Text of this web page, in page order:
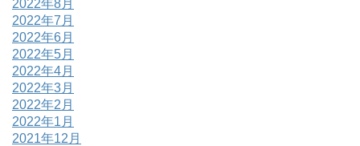
2022年8月
2022年7月
2022年6月
2022年5月
2022年4月
2022年3月
2022年2月
2022年1月
2021年12月